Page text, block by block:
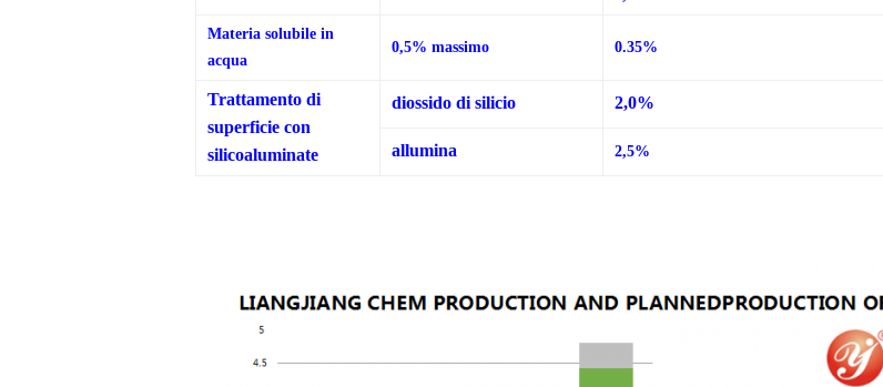
Materia solubile in
acqua
0,5% massimo 0.35%
Trattamento di
superficie con
silicoaluminate
diossido di silicio 2,0%
allumina 2,5%